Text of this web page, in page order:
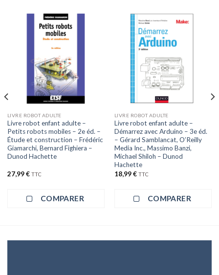
LIVRE ROBOT ADULTE
Livre robot enfant adulte –
Petits robots mobiles – 2e éd. –
Étude et construction – Frédéric
Giamarchi, Bernard Fighiera –
Dunod Hachette
27,99€ TTC
COMPARER
LIVRE ROBOT ADULTE
Livre robot enfant adulte –
Démarrez avec Arduino – 3e éd.
– Gérard Samblancat, O’Reilly
Media Inc., Massimo Banzi,
Michael Shiloh – Dunod
Hachette
18,99€ TTC
COMPARER